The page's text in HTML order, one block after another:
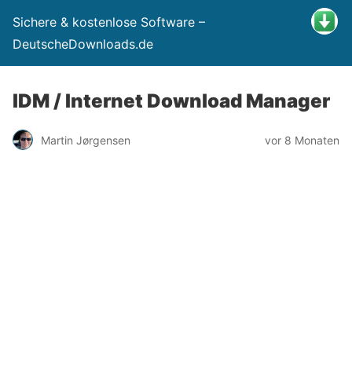
Sichere & kostenlose Software –
DeutscheDownloads.de
IDM / Internet Download Manager
Martin Jørgensen vor 8 Monaten